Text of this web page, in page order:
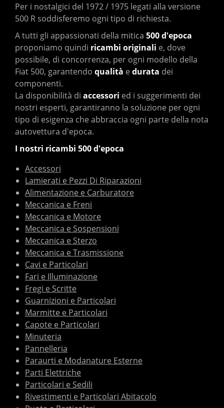
Per i nostalgici del 1972 / 1975 legati alla versione
500 R soddisferemo ogni tipo di richiesta.
A tutti gli appassionati della mitica 500 d'epoca
proponiamo quindi ricambi originali e, dove
possibile, di concorrenza, per ogni modello della
Fiat 500, garantendo qualità edurata dei
componenti.
La disponibilità di accessori ed i suggerimenti dei
nostri esperti, garantiranno la soluzione per ogni
tipo di esigenza che abbraccia ogni parte della nota
autovettura d'epoca.
I nostri ricambi 500 d'epoca
Accessori
Lamierati e Pezzi Di Riparazioni
Alimentazione e Carburatore
Meccanica e Freni
Meccanica e Motore
Meccanica e Sospensioni
Meccanica e Sterzo
Meccanica e Trasmissione
Cavi e Particolari
Fari e Illuminazione
Fregi e Scritte
Guarnizioni e Particolari
Marmitte e Particolari
Capote e Particolari
Minuteria
Pannelleria
Paraurti e Modanature Esterne
Parti Elettriche
Particolari e Sedili
Rivestimenti e Particolari Abitacolo